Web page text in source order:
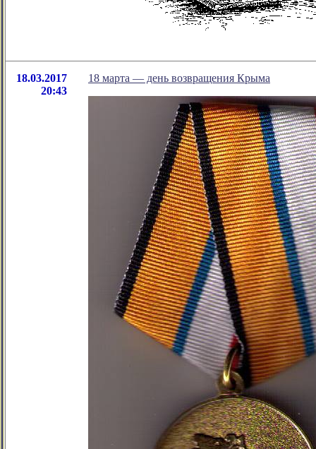
18.03.2017
20:43
18 марта — день возвращения Крыма